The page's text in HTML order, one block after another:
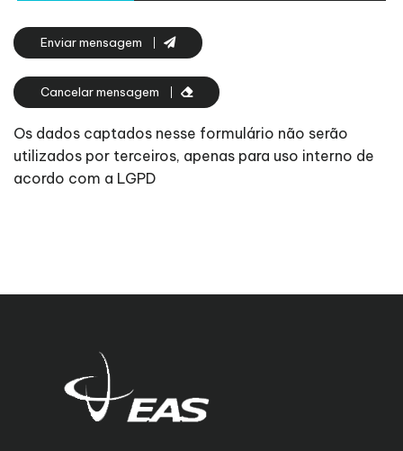
Enviar mensagem
Cancelar mensagem
Os dados captados nesse formulário não serão
utilizados por terceiros, apenas para uso interno de
acordo com a LGPD